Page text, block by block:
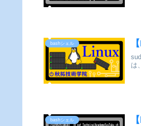
bashシェル
は
bashシェル